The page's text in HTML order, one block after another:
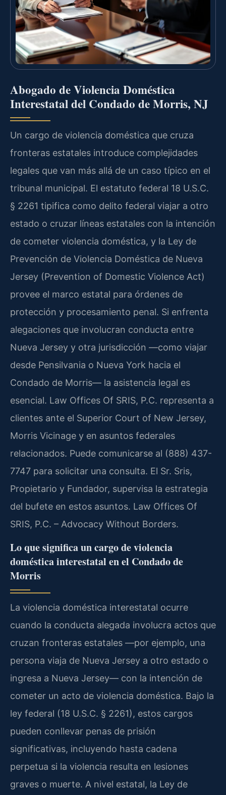
Abogado de Violencia Doméstica
Interestatal del Condado de Morris, NJ
Un cargo de violencia doméstica que cruza
fronteras estatales introduce complejidades
legales que van más allá de un caso típico en el
tribunal municipal. El estatuto federal 18 U.S.C.
§ 2261 tipifica como delito federal viajar a otro
estado o cruzar líneas estatales con la intención
de cometer violencia doméstica, y la Ley de
Prevención de Violencia Doméstica de Nueva
Jersey (Prevention of Domestic Violence Act)
provee el marco estatal para órdenes de
protección y procesamiento penal. Si enfrenta
alegaciones que involucran conducta entre
Nueva Jersey y otra jurisdicción —como viajar
desde Pensilvania o Nueva York hacia el
Condado de Morris— la asistencia legal es
esencial. Law Offices Of SRIS, P.C. representa a
clientes ante el Superior Court of New Jersey,
Morris Vicinage y en asuntos federales
relacionados. Puede comunicarse al (888) 437-
7747 para solicitar una consulta. El Sr. Sris,
Propietario y Fundador, supervisa la estrategia
del bufete en estos asuntos. Law Offices Of
SRIS, P.C. – Advocacy Without Borders.
Lo que significa un cargo de violencia
doméstica interestatal en el Condado de
Morris
La violencia doméstica interestatal ocurre
cuando la conducta alegada involucra actos que
cruzan fronteras estatales —por ejemplo, una
persona viaja de Nueva Jersey a otro estado o
ingresa a Nueva Jersey— con la intención de
cometer un acto de violencia doméstica. Bajo la
ley federal (18 U.S.C. § 2261), estos cargos
pueden conllevar penas de prisión
significativas, incluyendo hasta cadena
perpetua si la violencia resulta en lesiones
graves o muerte. A nivel estatal, la Ley de